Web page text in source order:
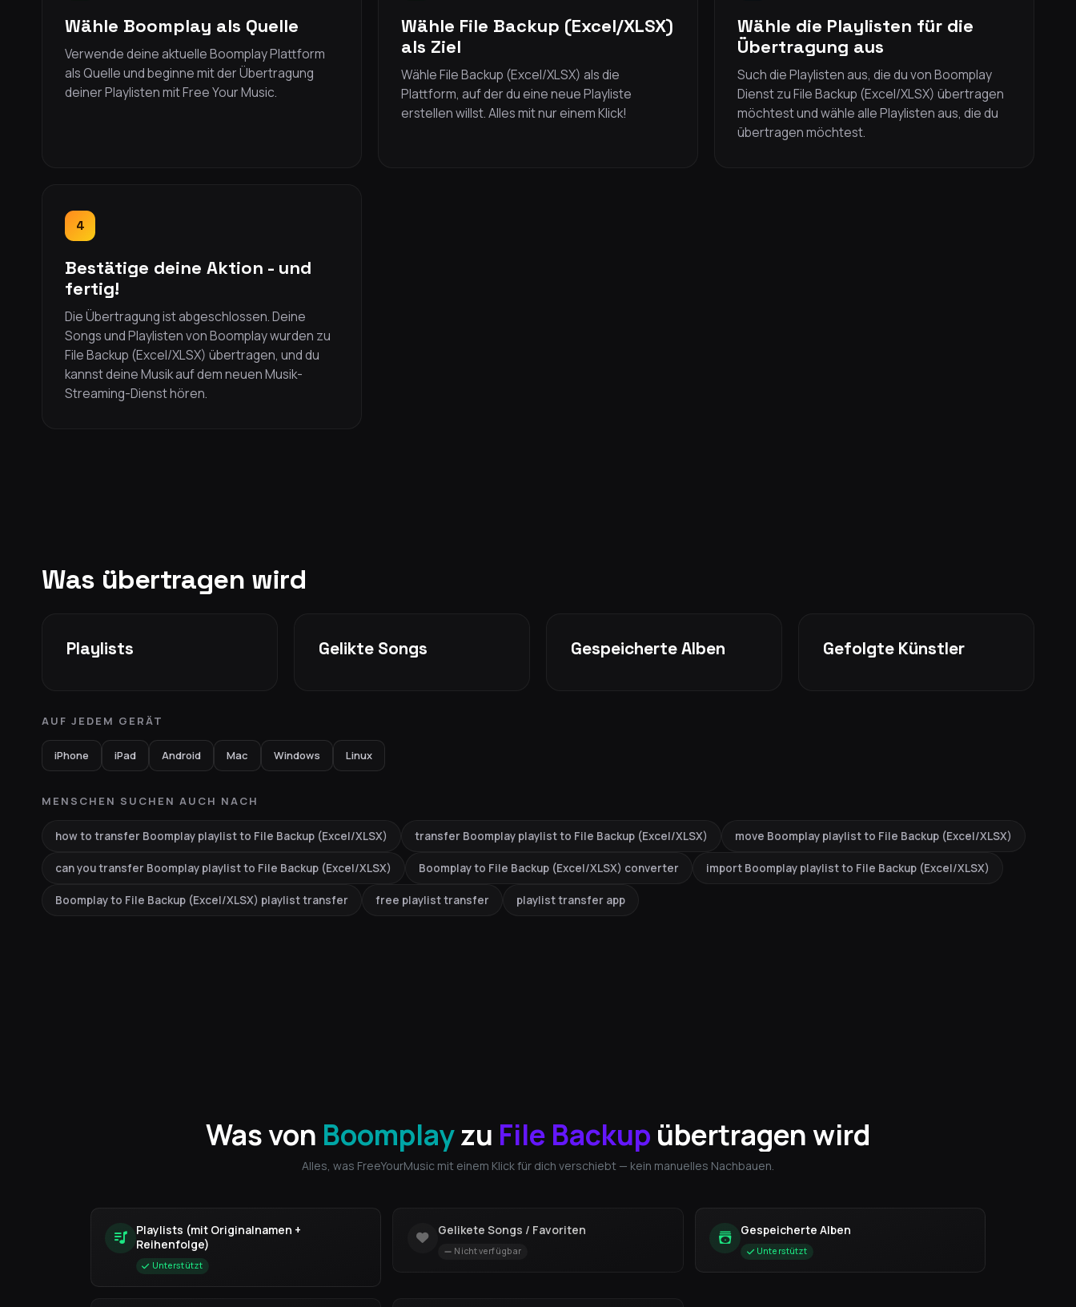
Wähle Boomplay als Quelle
Verwende deine aktuelle Boomplay Plattform
als Quelle und beginne mit der Übertragung
deiner Playlisten mit Free Your Music.
Wähle File Backup (Excel/XLSX)
als Ziel
Wähle File Backup (Excel/XLSX) als die
Plattform, auf der du eine neue Playliste
erstellen willst. Alles mit nur einem Klick!
Wähle die Playlisten für die
Übertragung aus
Such die Playlisten aus, die du von Boomplay
Dienst zu File Backup (Excel/XLSX) übertragen
möchtest und wähle alle Playlisten aus, die du
übertragen möchtest.
4
Bestätige deine Aktion - und
fertig!
Die Übertragung ist abgeschlossen. Deine
Songs und Playlisten von Boomplay wurden zu
File Backup (Excel/XLSX) übertragen, und du
kannst deine Musik auf dem neuen Musik-
Streaming-Dienst hören.
Was übertragen wird
Playlists Gelikte Songs Gespeicherte Alben Gefolgte Künstler
AUF JEDEM GERÄT
iPhone iPad Android Mac Windows Linux
MENSCHEN SUCHEN AUCH NACH
how to transfer Boomplay playlist to File Backup (Excel/XLSX) transfer Boomplay playlist to File Backup (Excel/XLSX) move Boomplay playlist to File Backup (Excel/XLSX)
can you transfer Boomplay playlist to File Backup (Excel/XLSX) Boomplay to File Backup (Excel/XLSX) converter import Boomplay playlist to File Backup (Excel/XLSX)
Boomplay to File Backup (Excel/XLSX) playlist transfer free playlist transfer playlist transfer app
Was von Boomplayzu File Backup übertragen wird
Alles, was FreeYourMusic mit einem Klick für dich verschiebt — kein manuelles Nachbauen.
Playlists (mit Originalnamen +
Reihenfolge)
Unterstützt
Gelikete Songs / Favoriten
Nicht verfügbar
Gespeicherte Alben
Unterstützt